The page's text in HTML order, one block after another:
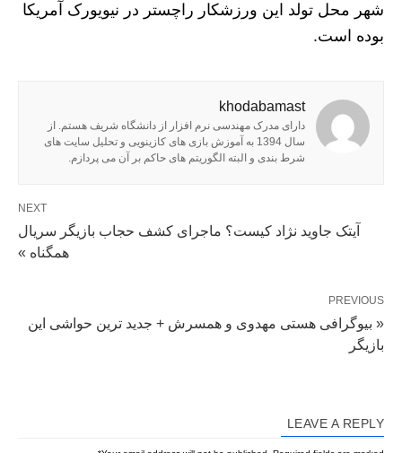
شهر محل تولد این ورزشکار راچستر در نیویورک آمریکا
بوده است.
khodabamast
دارای مدرک مهندسی نرم افزار از دانشگاه شریف هستم. از
سال 1394 به آموزش بازی های کازینویی و تحلیل سایت های
شرط بندی و البته الگوریتم های حاکم بر آن می پردازم.
NEXT
آیتک جاوید نژاد کیست؟ ماجرای کشف حجاب بازیگر سریال
همگناه »
PREVIOUS
« بیوگرافی هستی مهدوی و همسرش + جدید ترین حواشی این
بازیگر
LEAVE A REPLY